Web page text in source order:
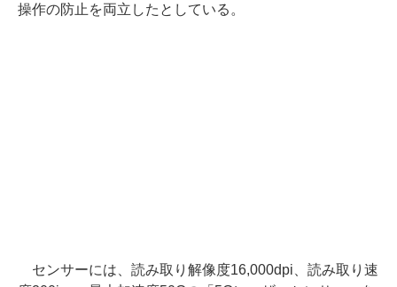
操作の防止を両立したとしている。
センサーには、読み取り解像度16,000dpi、読み取り速